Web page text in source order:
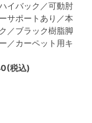
イバック／可動肘
サポートあり／本
／ブラック樹脂脚
／カーペット用キ
税込)